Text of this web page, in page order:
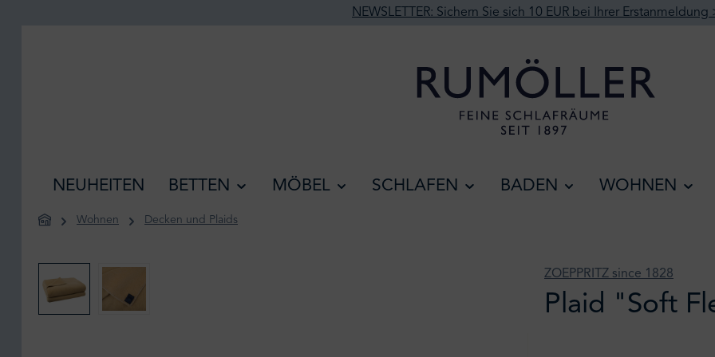
NEWSLETTER: Sichern Sie sich 10 EUR bei Ihrer Erstanmeldung
NEUHEITEN BETTEN MÖBEL SCHLAFEN BADEN WOHNEN
Wohnen Decken und Plaids
ZOEPPRITZ since 1828
Plaid "Soft